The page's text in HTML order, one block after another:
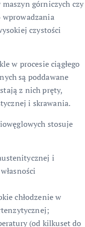
górniczych czy
wprowadzania
czystości
w procesie ciągłego
są poddawane
z nich pręty,
i skrawania.
stosuje
i
chłodzenie w
(od kilkuset do